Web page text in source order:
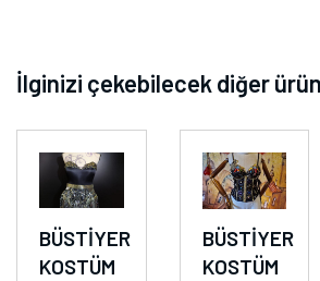
İlginizi çekebilecek diğer
BÜSTİYER
KOSTÜM
BÜSTİYER
KOSTÜM